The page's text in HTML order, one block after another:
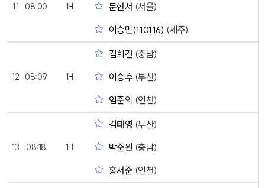
11 08:00 1H
문현서 (서울)
이승민(110116) (제주)
12 08:09 1H
김희건 (충남)
이승후(부산)
임준의 (인천)
13 08:18 1H
김태영 (부산)
박준원 (충남)
홍서준 (인천)